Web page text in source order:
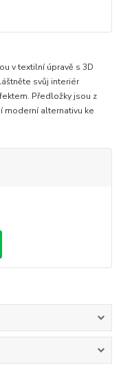
v textilní úpravě s 3D
svůj interiér
Předložky jsou z
moderní alternativu ke